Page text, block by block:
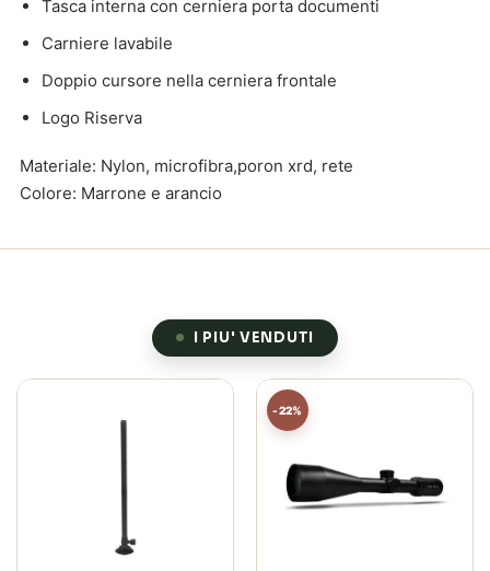
Tasca interna con cerniera porta documenti
Carniere lavabile
Doppio cursore nella cerniera frontale
Logo Riserva
Materiale: Nylon, microfibra,poron xrd, rete
Colore: Marrone e arancio
I PIU' VENDUTI
-22%